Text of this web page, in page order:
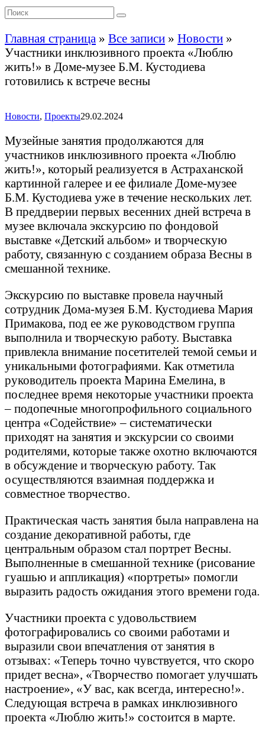
Главная страница » Все записи » Новости »
Участники инклюзивного проекта «Люблю
жить!» в Доме-музее Б.М. Кустодиева
готовились к встрече весны
Новости, Проекты29.02.2024
Музейные занятия продолжаются для
участников инклюзивного проекта «Люблю
жить!», который реализуется в Астраханской
картинной галерее и ее филиале Доме-музее
Б.М. Кустодиева уже в течение нескольких лет.
В преддверии первых весенних дней встреча в
музее включала экскурсию по фондовой
выставке «Детский альбом» и творческую
работу, связанную с созданием образа Весны в
смешанной технике.
Экскурсию по выставке провела научный
сотрудник Дома-музея Б.М. Кустодиева Мария
Примакова, под ее же руководством группа
выполнила и творческую работу. Выставка
привлекла внимание посетителей темой семьи и
уникальными фотографиями. Как отметила
руководитель проекта Марина Емелина, в
последнее время некоторые участники проекта
– подопечные многопрофильного социального
центра «Содействие» – систематически
приходят на занятия и экскурсии со своими
родителями, которые также охотно включаются
в обсуждение и творческую работу. Так
осуществляются взаимная поддержка и
совместное творчество.
Практическая часть занятия была направлена на
создание декоративной работы, где
центральным образом стал портрет Весны.
Выполненные в смешанной технике (рисование
гуашью и аппликация) «портреты» помогли
выразить радость ожидания этого времени года.
Участники проекта с удовольствием
фотографировались со своими работами и
выразили свои впечатления от занятия в
отзывах: «Теперь точно чувствуется, что скоро
придет весна», «Творчество помогает улучшать
настроение», «У вас, как всегда, интересно!».
Следующая встреча в рамках инклюзивного
проекта «Люблю жить!» состоится в марте.